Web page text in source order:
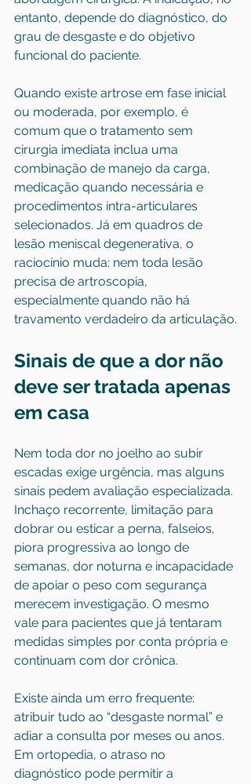
entanto, depende do diagnóstico, do
grau de desgaste e do objetivo
funcional do paciente.
Quando existe artrose em fase inicial
ou moderada, por exemplo, é
comum que o tratamento sem
cirurgia imediata inclua uma
combinação de manejo da carga,
medicação quando necessária e
procedimentos intra-articulares
selecionados. Já em quadros de
lesão meniscal degenerativa, o
raciocínio muda: nem toda lesão
precisa de artroscopia,
especialmente quando não há
travamento verdadeiro da articulação.
Sinais de que a dor não
deve ser tratada apenas
em casa
Nem toda dor no joelho ao subir
escadas exige urgência, mas alguns
sinais pedem avaliação especializada.
Inchaço recorrente, limitação para
dobrar ou esticar a perna, falseios,
piora progressiva ao longo de
semanas, dor noturna e incapacidade
de apoiar o peso com segurança
merecem investigação. O mesmo
vale para pacientes que já tentaram
medidas simples por conta própria e
continuam com dor crônica.
Existe ainda um erro frequente:
atribuir tudo ao “desgaste normal” e
adiar a consulta por meses ou anos.
Em ortopedia, o atraso no
diagnóstico pode permitir a